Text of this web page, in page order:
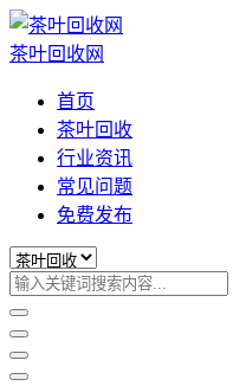
茶叶回收网
首页
茶叶回收
行业资讯
常见问题
免费发布